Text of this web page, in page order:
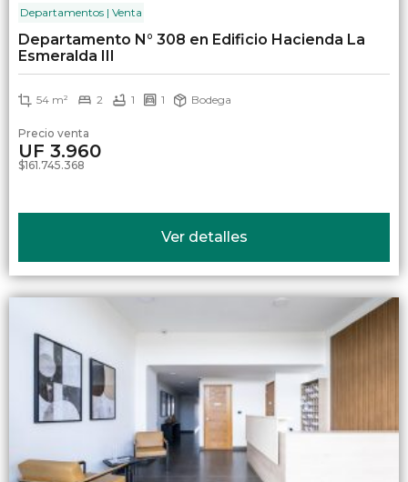
Departamentos | Venta
Departamento N° 308 en Edificio Hacienda La
Esmeralda III
54 m² 2 1 1 Bodega
Precio venta
UF 3.960
$161.745.368
Ver detalles